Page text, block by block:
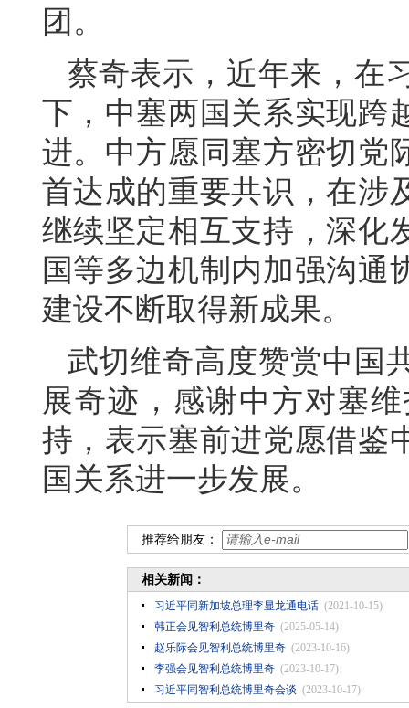
团。
蔡奇表示，近年来，在
下，中塞两国关系实现跨
进。中方愿同塞方密切党
首达成的重要共识，在涉
继续坚定相互支持，深化
国等多边机制内加强沟通
建设不断取得新成果。
武切维奇高度赞赏中国
展奇迹，感谢中方对塞
持，表示塞前进党愿借鉴
国关系进一步发展。
推荐给朋友：
相关新闻：
习近平同新加坡总理李显龙通电话 (2021-10-15)
韩正会见智利总统博里奇 (2025-05-14)
赵乐际会见智利总统博里奇 (2023-10-16)
李强会见智利总统博里奇 (2023-10-17)
习近平同智利总统博里奇会谈 (2023-10-17)